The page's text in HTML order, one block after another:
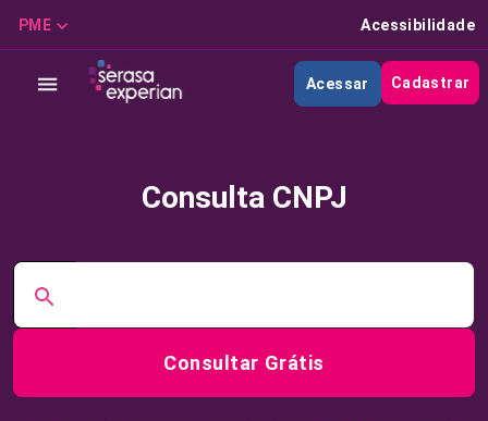
PME Acessibilidade
Acessar Cadastrar
Consulta CNPJ
Consultar Grátis